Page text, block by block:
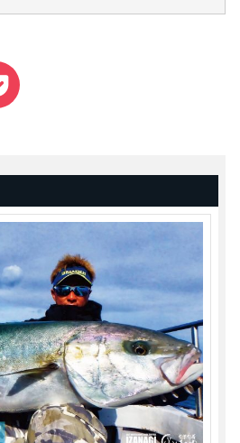
ク
リ
ッ
ク
ェ
し
い
ウ
ウ
で
開
き
す)